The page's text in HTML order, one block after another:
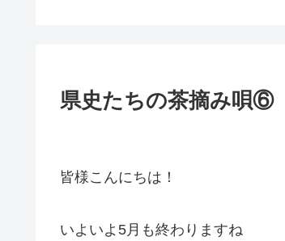
県史たちの茶摘み唄⑥
皆様こんにちは！
いよいよ5月も終わりますね